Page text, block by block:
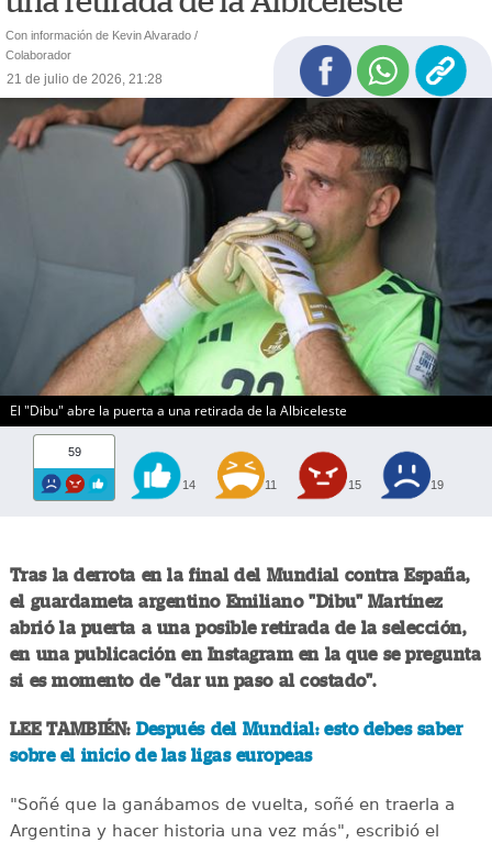
Con información de Kevin Alvarado /
Colaborador
21 de julio de 2026, 21:28
El "Dibu" abre la puerta a una retirada de la Albiceleste
59
14 11 15 19
Tras la derrota en la final del Mundial contra España,
el guardameta argentino Emiliano "Dibu" Martínez
abrió la puerta a una posible retirada de la selección,
en una publicación en Instagram en la que se pregunta
si es momento de "dar un paso al costado".
LEE TAMBIÉN: Después del Mundial: esto debes saber
sobre el inicio de las ligas europeas
"Soñé que la ganábamos de vuelta, soñé en traerla a
Argentina y hacer historia una vez más", escribió el